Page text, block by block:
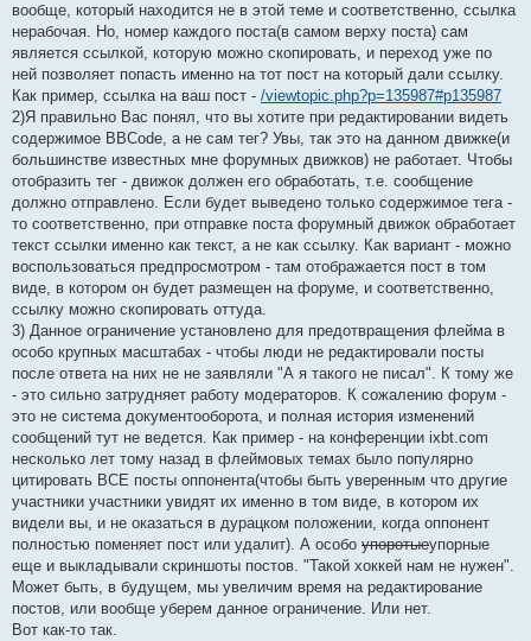
вообще, который находится не в этой теме и соответственно, ссылка
нерабочая. Но, номер каждого поста(в самом верху поста) сам
является ссылкой, которую можно скопировать, и переход уже по
ней позволяет попасть именно на тот пост на который дали ссылку.
Как пример, ссылка на ваш пост - /viewtopic.php?p=135987#p135987
2)Я правильно Вас понял, что вы хотите при редактировании видеть
содержимое BBCode, а не сам тег? Увы, так это на данном движке(и
большинстве известных мне форумных движков) не работает. Чтобы
отобразить тег - движок должен его обработать, т.е. сообщение
должно отправлено. Если будет выведено только содержимое тега -
то соответственно, при отправке поста форумный движок обработает
текст ссылки именно как текст, а не как ссылку. Как вариант - можно
воспользоваться предпросмотром - там отображается пост в том
виде, в котором он будет размещен на форуме, и соответственно,
ссылку можно скопировать оттуда.
3) Данное ограничение установлено для предотвращения флейма в
особо крупных масштабах - чтобы люди не редактировали посты
после ответа на них не не заявляли "А я такого не писал". К тому же
- это сильно затрудняет работу модераторов. К сожалению форум -
это не система документооборота, и полная история изменений
сообщений тут не ведется. Как пример - на конференции ixbt.com
несколько лет тому назад в флеймовых темах было популярно
цитировать ВСЕ посты оппонента(чтобы быть уверенным что другие
участники участники увидят их именно в том виде, в котором их
видели вы, и не оказаться в дурацком положении, когда оппонент
полностью поменяет пост или удалит). А особо упоротыеупорные
еще и выкладывали скриншоты постов. "Такой хоккей нам не нужен".
Может быть, в будущем, мы увеличим время на редактирование
постов, или вообще уберем данное ограничение. Или нет.
Вот как-то так.